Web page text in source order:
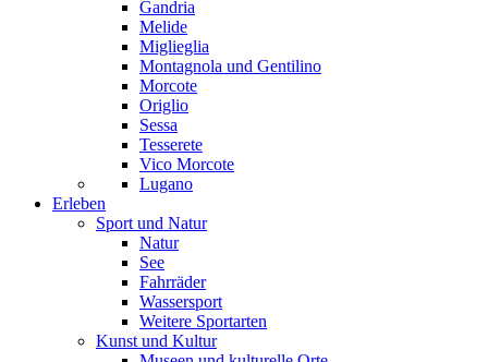
Gandria
Melide
Miglieglia
Montagnola und Gentilino
Morcote
Origlio
Sessa
Tesserete
Vico Morcote
Lugano
Erleben
Sport und Natur
Natur
See
Fahrräder
Wassersport
Weitere Sportarten
Kunst und Kultur